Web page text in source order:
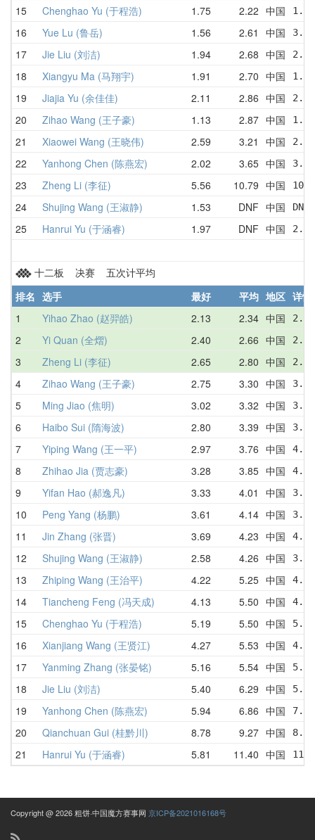
15 Chenghao Yu (于程浩) 1.75 2.22 中国
16 Yue Lu (鲁岳) 1.56 2.61 中国
17 Jie Liu (刘洁) 1.94 2.68 中国
18 Xiangyu Ma (马翔宇) 1.91 2.70 中国
19 Jiajia Yu (余佳佳) 2.11 2.86 中国
20 Zihao Wang (王子豪) 1.13 2.87 中国
21 Xiaowei Wang (王晓伟) 2.59 3.21 中国
22 Yanhong Chen (陈燕宏) 2.02 3.65 中国
23 Zheng Li (李征) 5.56 10.79 中国
24 Shujing Wang (王淑静) 1.53 DNF 中国
25 Hanrui Yu (于涵睿) 1.97 DNF 中国
十二板 决赛 五次计平均
排名 选手 最好 平均 地区 详情
1
Yihao Zhao (赵羿皓) 2.13 2.34 中国
2 Yi Quan (全熠) 2.40 2.66 中国
3 Zheng Li (李征) 2.65 2.80 中国
4 Zihao Wang (王子豪) 2.75 3.30 中国
5 Ming Jiao (焦明) 3.02 3.32 中国
6 Haibo Sui (隋海波) 2.80 3.39 中国
7 Yiping Wang (王一平) 2.97 3.76 中国
8 Zhihao Jia (贾志豪) 3.28 3.85 中国
9 Yifan Hao (郝逸凡) 3.33 4.01 中国
10 Peng Yang (杨鹏) 3.61 4.14 中国
11 Jin Zhang (张晋) 3.69 4.23 中国
12 Shujing Wang (王淑静) 2.58 4.26 中国
13 Zhiping Wang (王治平) 4.22 5.25 中国
14 Tiancheng Feng (冯天成) 4.13 5.50 中国
15 Chenghao Yu (于程浩) 5.19 5.50 中国
16 Xianjiang Wang (王贤江) 4.27 5.53 中国
17 Yanming Zhang (张晏铭) 5.16 5.54 中国
18 Jie Liu (刘洁) 5.40 6.29 中国
19 Yanhong Chen (陈燕宏) 5.94 6.86 中国
20 Qianchuan Gui (桂黔川) 8.78 9.27 中国
21 Hanrui Yu (于涵睿) 5.81 11.40 中国
Copyright @ 2026 粗饼·中国魔方赛事网 京ICP备2021016168号